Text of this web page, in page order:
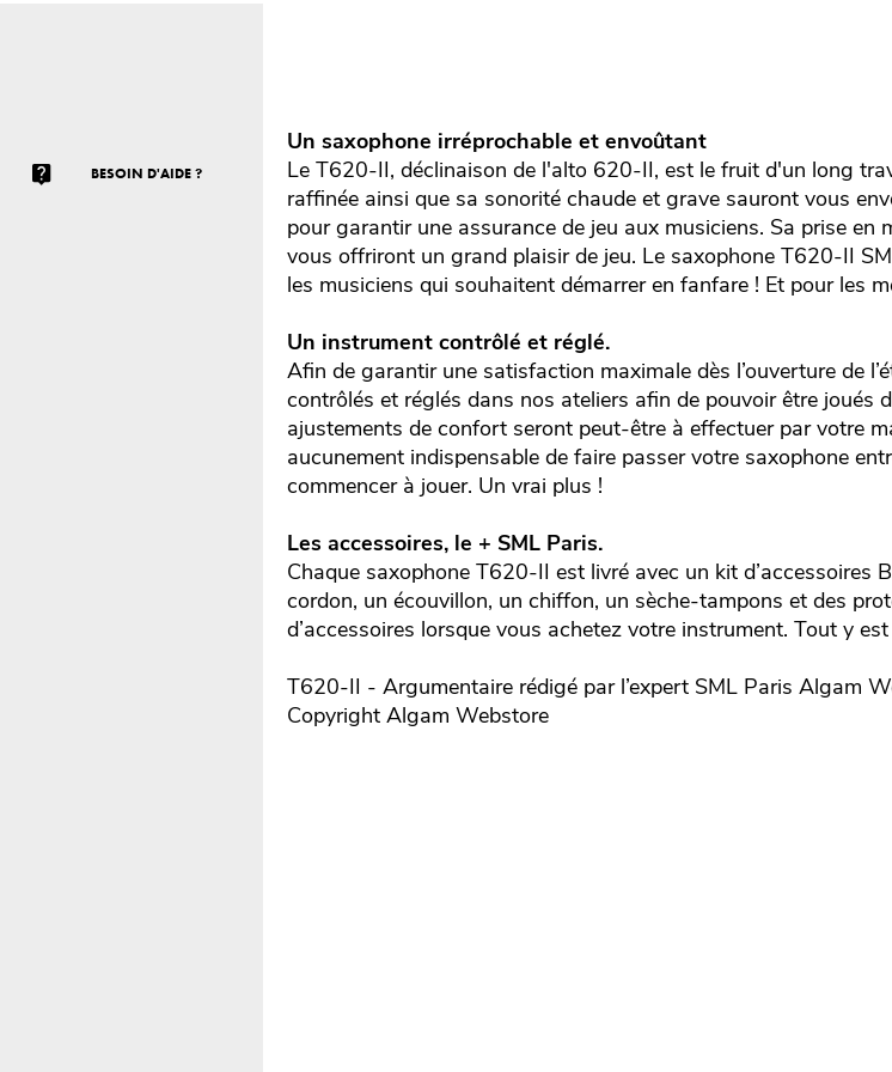
BESOIN D'AIDE ?
Un saxophone irréprochable et envoûtant
Le T620-II, déclinaison de l'alto 620-II, est le fruit d'un long
raffinée ainsi que sa sonorité chaude et grave sauront vous
pour garantir une assurance de jeu aux musiciens. Sa prise en
vous offriront un grand plaisir de jeu. Le saxophone T620-II
les musiciens qui souhaitent démarrer en fanfare ! Et pour les
Un instrument contrôlé et réglé.
Afin de garantir une satisfaction maximale dès l’ouverture de
contrôlés et réglés dans nos ateliers afin de pouvoir être joués
ajustements de confort seront peut-être à effectuer par votre
aucunement indispensable de faire passer votre saxophone
commencer à jouer. Un vrai plus !
Les accessoires, le + SML Paris.
Chaque saxophone T620-II est livré avec un kit d’accessoires
cordon, un écouvillon, un chiffon, un sèche-tampons et des
d’accessoires lorsque vous achetez votre instrument. Tout y est
T620-II - Argumentaire rédigé par l’expert SML Paris Algam
Copyright Algam Webstore